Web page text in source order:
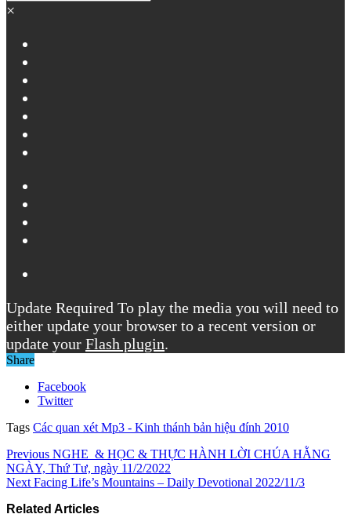
×
Update Required To play the media you will need to
either update your browser to a recent version or
update your Flash plugin.
Share
Facebook
Twitter
Tags Các quan xét Mp3 - Kinh thánh bản hiệu đính 2010
Previous NGHE & HỌC & THỰC HÀNH LỜI CHÚA HẰNG
NGÀY, Thứ Tư, ngày 11/2/2022
Next Facing Life’s Mountains – Daily Devotional 2022/11/3
Related Articles